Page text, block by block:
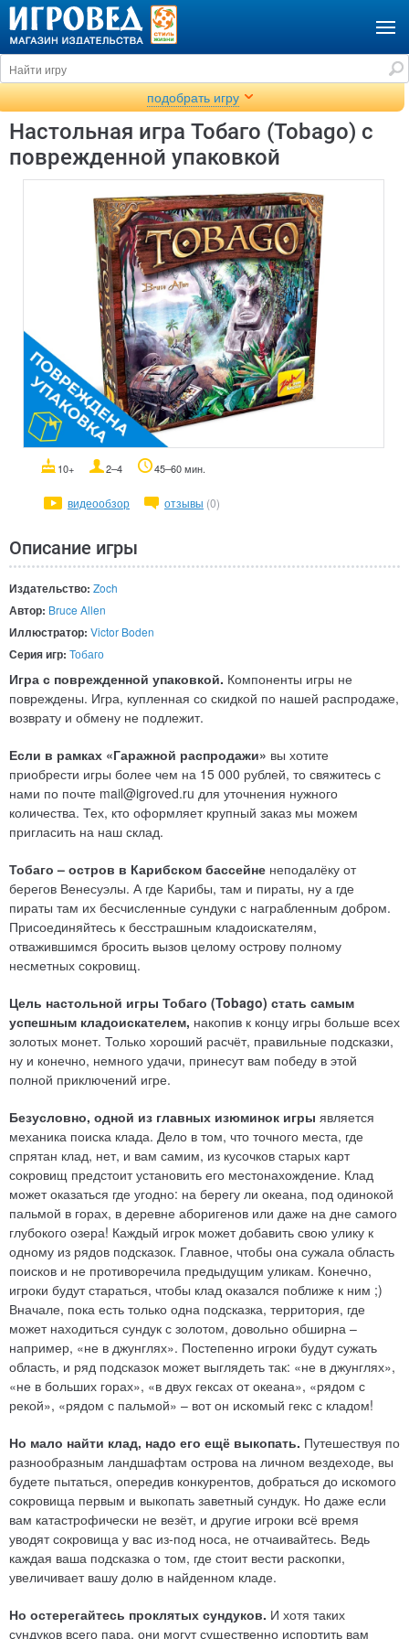
подобрать игру
Настольная игра Тобаго (Tobago) с
поврежденной упаковкой
10+ 2–4 45–60 мин.
видеообзор отзывы (0)
Описание игры
Издательство: Zoch
Автор: Bruce Allen
Иллюстратор: Victor Boden
Серия игр: Тобаго
Игра с поврежденной упаковкой. Компоненты игры не
повреждены. Игра, купленная со скидкой по нашей распродаже,
возврату и обмену не подлежит.
Если в рамках «Гаражной распродажи» вы хотите
приобрести игры более чем на 15 000 рублей, то свяжитесь с
нами по почте mail@igroved.ru для уточнения нужного
количества. Тех, кто оформляет крупный заказ мы можем
пригласить на наш склад.
Тобаго – остров в Карибском бассейне неподалёку от
берегов Венесуэлы. А где Карибы, там и пираты, ну а где
пираты там их бесчисленные сундуки с награбленным добром.
Присоединяйтесь к бесстрашным кладоискателям,
отважившимся бросить вызов целому острову полному
несметных сокровищ.
Цель настольной игры Тобаго (Tobago) стать самым
успешным кладоискателем, накопив к концу игры больше всех
золотых монет. Только хороший расчёт, правильные подсказки,
ну и конечно, немного удачи, принесут вам победу в этой
полной приключений игре.
Безусловно, одной из главных изюминок игры является
механика поиска клада. Дело в том, что точного места, где
спрятан клад, нет, и вам самим, из кусочков старых карт
сокровищ предстоит установить его местонахождение. Клад
может оказаться где угодно: на берегу ли океана, под одинокой
пальмой в горах, в деревне аборигенов или даже на дне самого
глубокого озера! Каждый игрок может добавить свою улику к
одному из рядов подсказок. Главное, чтобы она сужала область
поисков и не противоречила предыдущим уликам. Конечно,
игроки будут стараться, чтобы клад оказался поближе к ним ;)
Вначале, пока есть только одна подсказка, территория, где
может находиться сундук с золотом, довольно обширна –
например, «не в джунглях». Постепенно игроки будут сужать
область, и ряд подсказок может выглядеть так: «не в джунглях»,
«не в больших горах», «в двух гексах от океана», «рядом с
рекой», «рядом с пальмой» – вот он искомый гекс с кладом!
Но мало найти клад, надо его ещё выкопать. Путешествуя по
разнообразным ландшафтам острова на личном вездеходе, вы
будете пытаться, опередив конкурентов, добраться до искомого
сокровища первым и выкопать заветный сундук. Но даже если
вам катастрофически не везёт, и другие игроки всё время
уводят сокровища у вас из-под носа, не отчаивайтесь. Ведь
каждая ваша подсказка о том, где стоит вести раскопки,
увеличивает вашу долю в найденном кладе.
Но остерегайтесь проклятых сундуков. И хотя таких
сундуков всего пара, они могут существенно испортить вам